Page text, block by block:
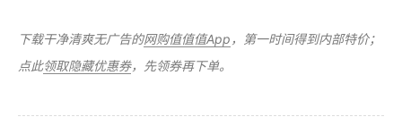
下载干净清爽无广告的网购值值值App ，第一时间得到内部特价；
点此领取隐藏优惠券，先领券再下单。